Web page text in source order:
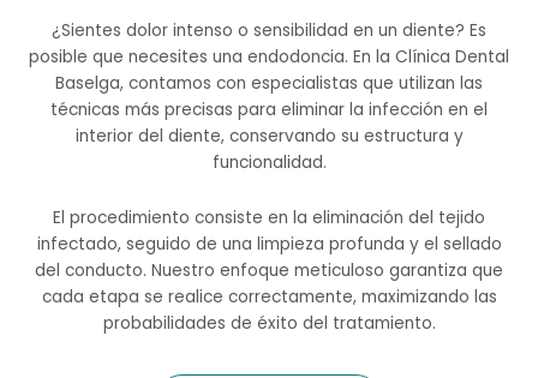
¿Sientes dolor intenso o sensibilidad en un diente? Es
posible que necesites una endodoncia. En la Clínica Dental
Baselga, contamos con especialistas que utilizan las
técnicas más precisas para eliminar la infección en el
interior del diente, conservando su estructura y
funcionalidad.
El procedimiento consiste en la eliminación del tejido
infectado, seguido de una limpieza profunda y el sellado
del conducto. Nuestro enfoque meticuloso garantiza que
cada etapa se realice correctamente, maximizando las
probabilidades de éxito del tratamiento.